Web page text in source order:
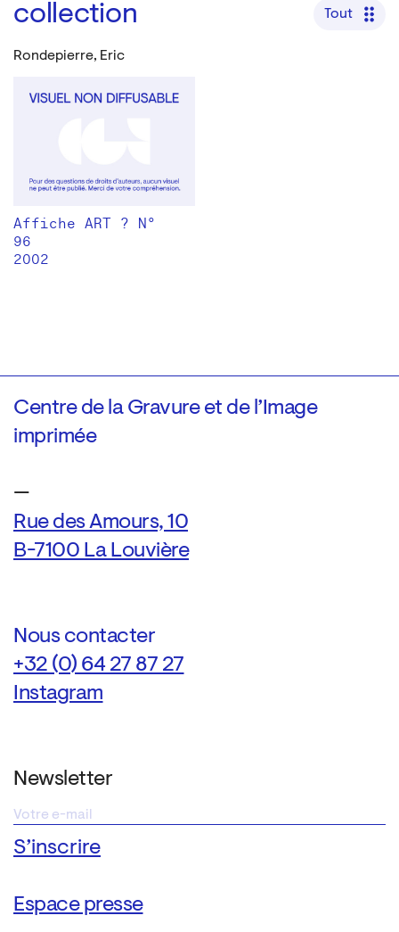
collection
Tout
Rondepierre, Eric
Affiche ART ? N°
96
2002
Centre de la Gravure et de l’Image
imprimée
—
Rue des Amours, 10
B-7100 La Louvière
Nous contacter
+32 (0) 64 27 87 27
Instagram
Newsletter
Espace presse